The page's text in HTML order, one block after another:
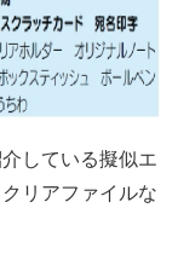
している擬似エ
リアファイルな